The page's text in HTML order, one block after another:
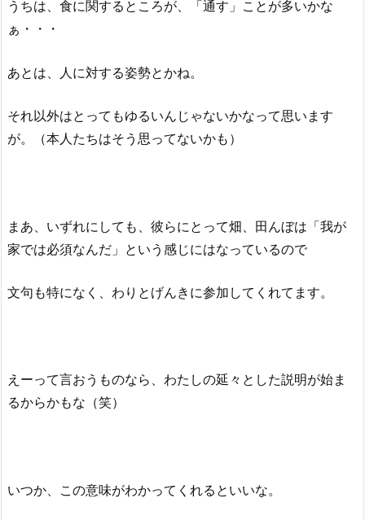
うちは、食に関するところが、「通す」ことが多いかな
ぁ・・・
あとは、人に対する姿勢とかね。
それ以外はとってもゆるいんじゃないかなって思います
が。（本人たちはそう思ってないかも）
まあ、いずれにしても、彼らにとって畑、田んぼは「我が
家では必須なんだ」という感じにはなっているので
文句も特になく、わりとげんきに参加してくれてます。
えーって言おうものなら、わたしの延々とした説明が始ま
るからかもな（笑）
いつか、この意味がわかってくれるといいな。